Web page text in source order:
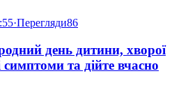
·Перегляди86
день дитини, хворої
симптоми та дійте вчасно